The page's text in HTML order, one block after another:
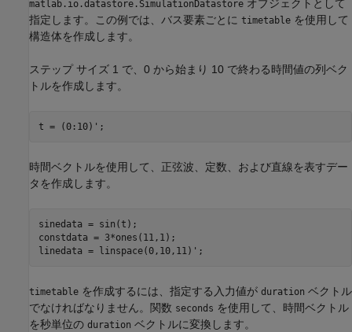
matlab.io.datastore.SimulationDatastore オブジェクトとして
指定します。この例では、バス要素ごとに timetable を使用して
構造体を作成します。
ステップ サイズ 1 で、0 から始まり 10 で終わる時間値の列ベク
トルを作成します。
t = (0:10)';
時間ベクトルを使用して、正弦波、定数、および直線を表すデー
タを作成します。
sinedata = sin(t);
constdata = 3*ones(11,1);
linedata = linspace(0,10,11)';
timetable を作成するには、指定する入力値が duration ベクトル
でなければなりません。関数 seconds を使用して、時間ベクトル
を秒単位の duration ベクトルに変換します。